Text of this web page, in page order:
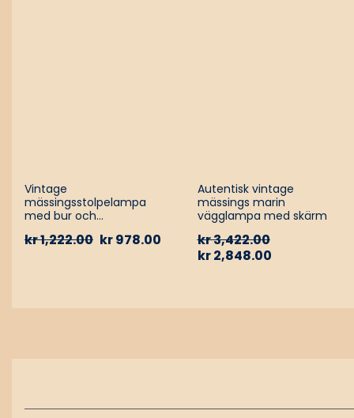
Vintage
mässingsstolpelampa
med bur och
passagevägslampa
kr1,222.00 kr978.00
Autentisk vintage
mässings marin
vägglampa med skärm
kr3,422.00
kr2,848.00